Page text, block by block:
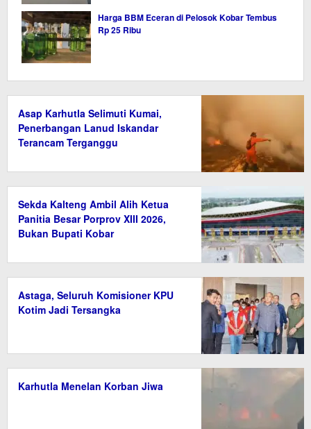
Harga BBM Eceran di Pelosok Kobar Tembus
Rp 25 Ribu
Asap Karhutla Selimuti Kumai,
Penerbangan Lanud Iskandar
Terancam Terganggu
Sekda Kalteng Ambil Alih Ketua
Panitia Besar Porprov XIII 2026,
Bukan Bupati Kobar
Astaga, Seluruh Komisioner KPU
Kotim Jadi Tersangka
Karhutla Menelan Korban Jiwa